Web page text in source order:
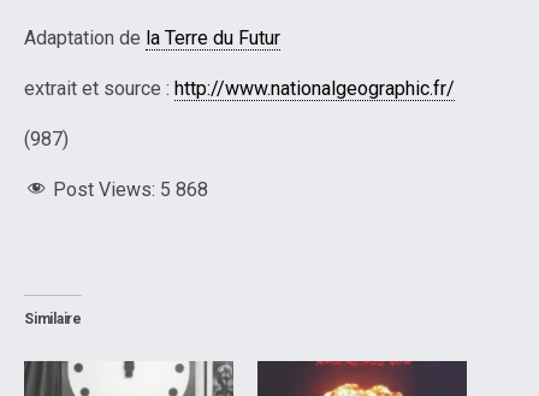
Adaptation de la Terre du Futur
extrait et source : http://www.nationalgeographic.fr/
(987)
Post Views: 5 868
Similaire